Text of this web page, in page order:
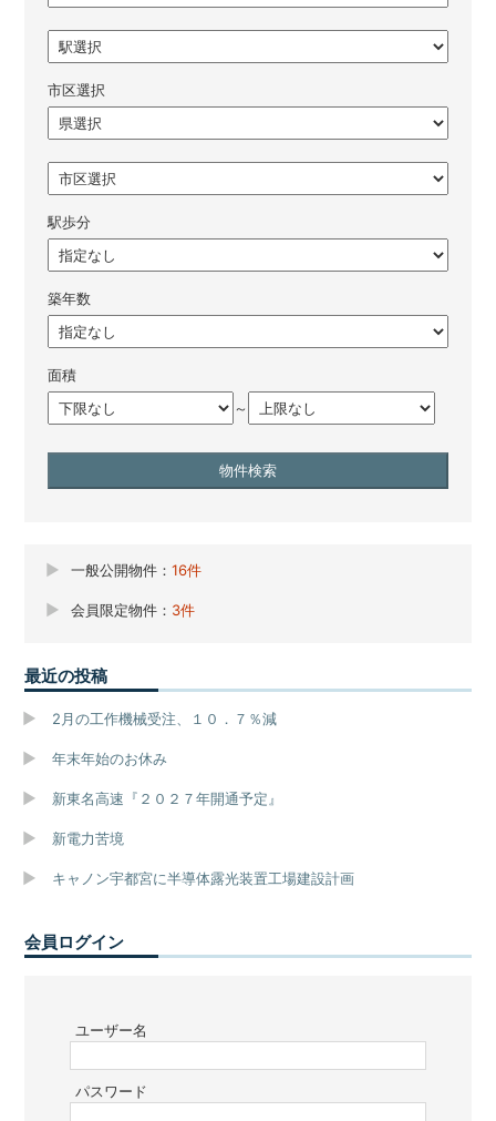
市区選択
駅歩分
築年数
面積
～
一般公開物件： 16件
会員限定物件： 3件
最近の投稿
2月の工作機械受注、１０．７％減
年末年始のお休み
新東名高速『２０２７年開通予定』
新電力苦境
キャノン宇都宮に半導体露光装置工場建設計画
会員ログイン
ユーザー名
パスワード